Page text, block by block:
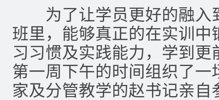
为了让学员更好的融入
班里，能够真正的在实训
习习惯及实践能力，学到
第一周下午的时间组织了
家及分管教学的赵书记亲